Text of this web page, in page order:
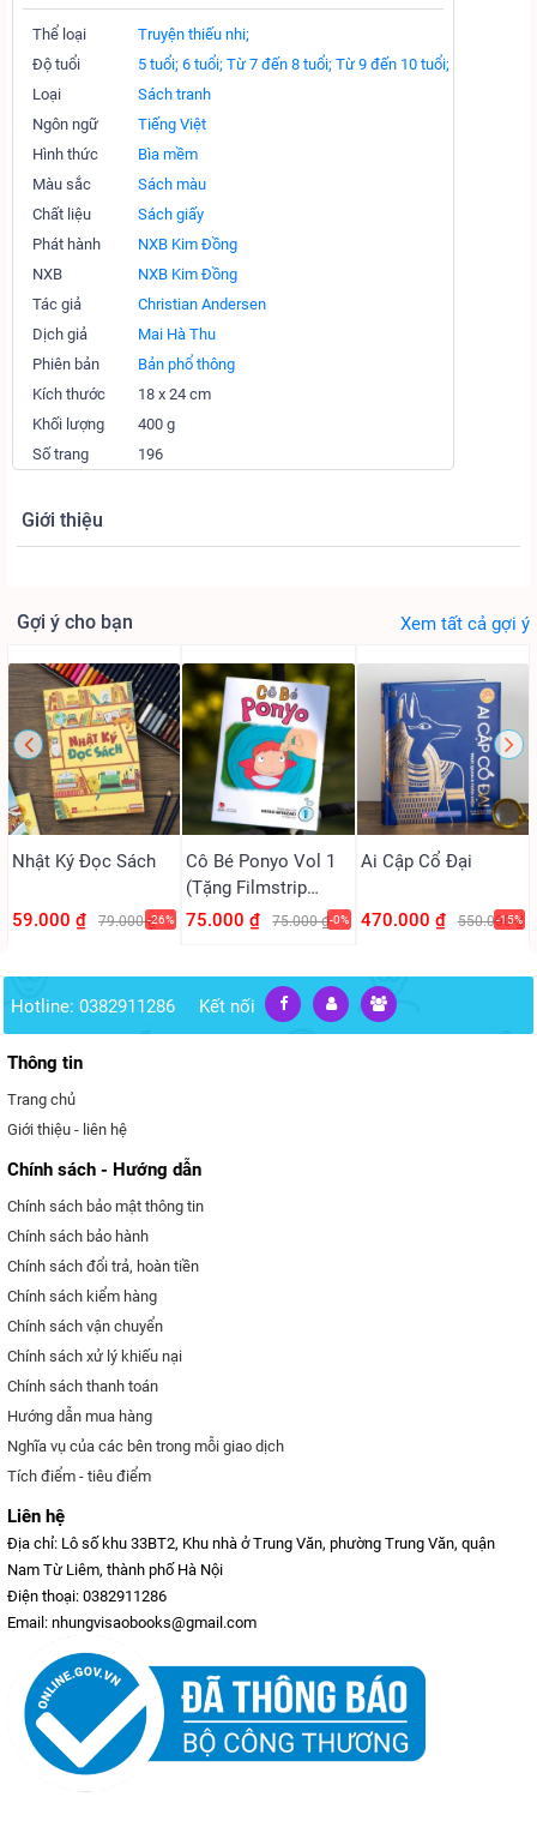
Thể loại
Truyện thiếu nhi;
Độ tuổi
5 tuổi; 6 tuổi; Từ 7 đến 8 tuổi; Từ 9 đến 10 tuổi;
Loại
Sách tranh
Ngôn ngữ
Tiếng Việt
Hình thức
Bìa mềm
Màu sắc
Sách màu
Chất liệu
Sách giấy
Phát hành
NXB Kim Đồng
NXB
NXB Kim Đồng
Tác giả
Christian Andersen
Dịch giả
Mai Hà Thu
Phiên bản
Bản phổ thông
Kích thước
18 x 24 cm
Khối lượng
400 g
Số trang
196
Giới thiệu
Gợi ý cho bạn Xem tất cả gợi ý
Nhật Ký Đọc Sách
59.000 ₫ 79.000 ₫-26%
Cô Bé Ponyo Vol 1
(Tặng Filmstrip
PVC)
75.000 ₫ 75.000 ₫-0%
Ai Cập Cổ Đại
470.000 ₫ 550.000 ₫
-15%
Hotline: 0382911286 Kết nối
Thông tin
Trang chủ
Giới thiệu - liên hệ
Chính sách - Hướng dẫn
Chính sách bảo mật thông tin
Chính sách bảo hành
Chính sách đổi trả, hoàn tiền
Chính sách kiểm hàng
Chính sách vận chuyển
Chính sách xử lý khiếu nại
Chính sách thanh toán
Hướng dẫn mua hàng
Nghĩa vụ của các bên trong mỗi giao dịch
Tích điểm - tiêu điểm
Liên hệ
Địa chỉ: Lô số khu 33BT2, Khu nhà ở Trung Văn, phường Trung Văn, quận
Nam Từ Liêm, thành phố Hà Nội
Điện thoại: 0382911286
Email: nhungvisaobooks@gmail.com